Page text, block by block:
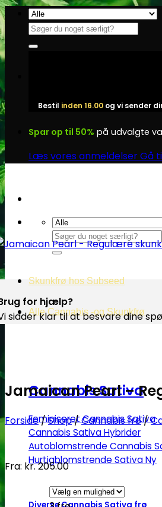
Fortsæt
indhold
Søg
efter:
Bestil inden 16.00 og vi sender
Spar op til 50% på udvalgte
Læs vores anmeldelserGå
Søg
efter:
Skunkfrø hos Subseed
Alle Cannabis -og Skunkfrø
Cannabis Sativa
Feminiseret Cannabis Sativa
Cannabis Sativa Hybrider
Autoblomstrende Cannabis
Hurtigblomstrende Sativa
for hjælp?
sidder klar til at besvare dine
Jamaican Pearl –
Forside/Shop/Cannabis frø/
Fra: kr.205.00